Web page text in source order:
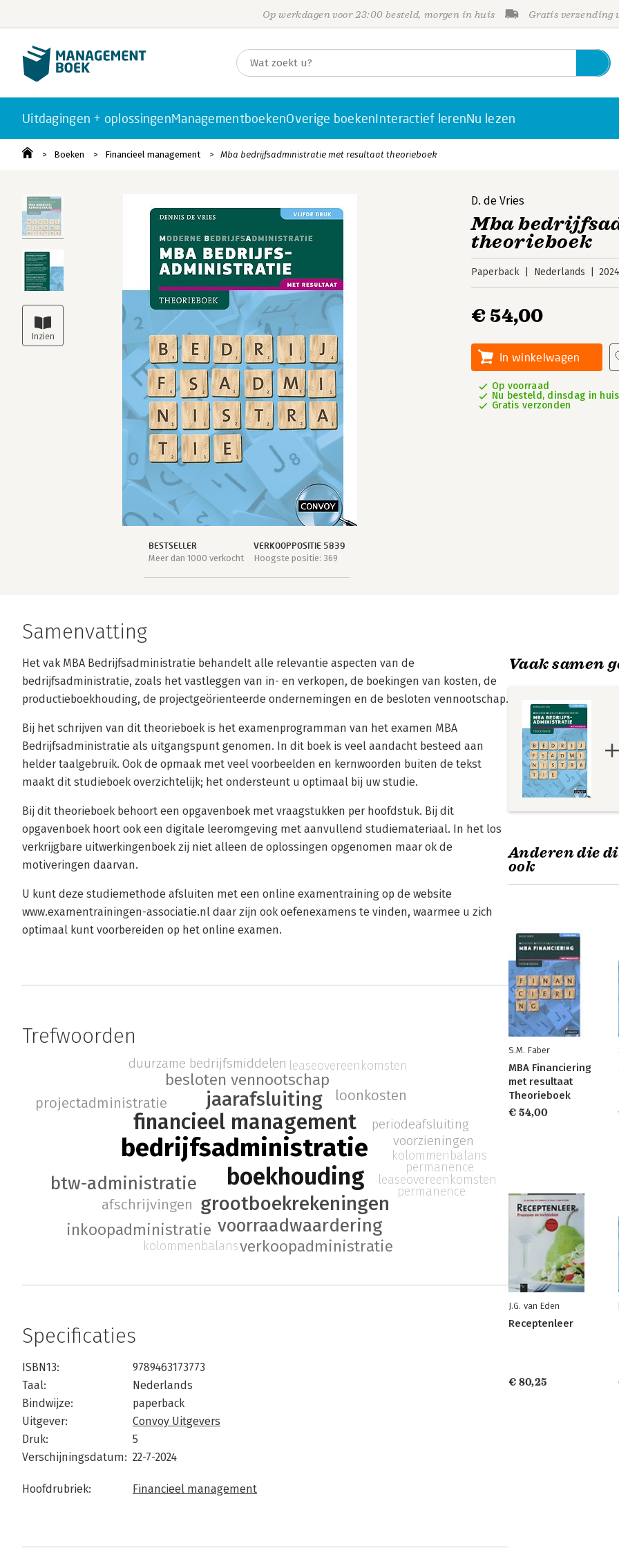
Op werkdagen voor 23:00 besteld, morgen in huis Gratis verzending
Uitdagingen + oplossingenManagementboekenOverige boekenInteractief lerenNu lezen
Boeken Financieel management Mba bedrijfsadministratie met resultaat theorieboek
BESTSELLER
Meer dan 1000 verkocht
VERKOOPPOSITIE 5839
Hoogste positie: 369
D. de Vries
Mba
theorieboek
Paperback Nederlands
€ 54,00
In winkelwagen
Op voorraad
Nu besteld, dinsdag in huis
Gratis verzonden
Samenvatting
Het vak MBA Bedrijfsadministratie behandelt alle relevantie aspecten van de
bedrijfsadministratie, zoals het vastleggen van in- en verkopen, de boekingen van kosten, de
productieboekhouding, de projectgeörienteerde ondernemingen en de besloten vennootschap.
Bij het schrijven van dit theorieboek is het examenprogramman van het examen MBA
Bedrijfsadministratie als uitgangspunt genomen. In dit boek is veel aandacht besteed aan
helder taalgebruik. Ook de opmaak met veel voorbeelden en kernwoorden buiten de tekst
maakt dit studieboek overzichtelijk; het ondersteunt u optimaal bij uw studie.
Bij dit theorieboek behoort een opgavenboek met vraagstukken per hoofdstuk. Bij dit
opgavenboek hoort ook een digitale leeromgeving met aanvullend studiemateriaal. In het los
verkrijgbare uitwerkingenboek zij niet alleen de oplossingen opgenomen maar ok de
motiveringen daarvan.
U kunt deze studiemethode afsluiten met een online examentraining op de website
www.examentrainingen-associatie.nl daar zijn ook oefenexamens te vinden, waarmee u zich
optimaal kunt voorbereiden op het online examen.
Trefwoorden
bedrijfsadministratie
boekhouding
financieel management
grootboekrekeningen
jaarafsluiting
voorraadwaardering
btw-administratie
besloten vennootschap
verkoopadministratie
inkoopadministratie
afschrijvingen
projectadministratie loonkosten
duurzame bedrijfsmiddelen
periodeafsluiting
voorzieningen
kolommenbalans
permanence
leaseovereenkomsten
kolommenbalans
permanence
leaseovereenkomsten
Specificaties
ISBN13:
9789463173773
Taal:
Nederlands
Bindwijze:
paperback
Uitgever:
Convoy Uitgevers
Druk:
5
Verschijningsdatum: 22-7-2024
Hoofdrubriek: Financieel management
Vaak samen
Anderen die
ook
S.M. Faber
MBA Financiering
met resultaat
Theorieboek
€ 54,00
J.G. van Eden
Receptenleer
€ 80,25